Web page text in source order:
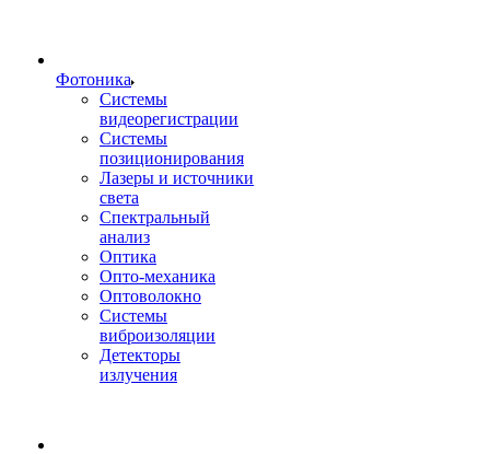
Фотоника
Cистемы
видеорегистрации
Системы
позиционирования
Лазеры и источники
света
Спектральный
анализ
Оптика
Опто-механика
Оптоволокно
Системы
виброизоляции
Детекторы
излучения